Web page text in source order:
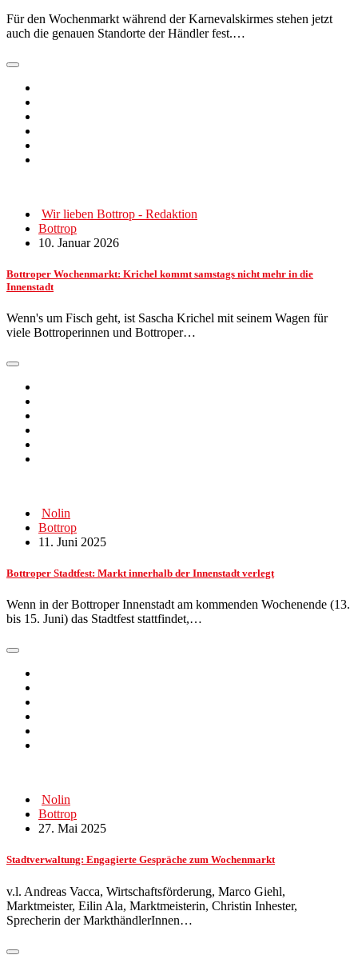
Für den Wochenmarkt während der Karnevalskirmes stehen jetzt
auch die genauen Standorte der Händler fest.…
Wir lieben Bottrop - Redaktion
Bottrop
10. Januar 2026
Bottroper Wochenmarkt: Krichel kommt samstags nicht mehr in die
Innenstadt
Wenn's um Fisch geht, ist Sascha Krichel mit seinem Wagen für
viele Bottroperinnen und Bottroper…
Nolin
Bottrop
11. Juni 2025
Bottroper Stadtfest: Markt innerhalb der Innenstadt verlegt
Wenn in der Bottroper Innenstadt am kommenden Wochenende (13.
bis 15. Juni) das Stadtfest stattfindet,…
Nolin
Bottrop
27. Mai 2025
Stadtverwaltung: Engagierte Gespräche zum Wochenmarkt
v.l. Andreas Vacca, Wirtschaftsförderung, Marco Giehl,
Marktmeister, Eilin Ala, Marktmeisterin, Christin Inhester,
Sprecherin der MarkthändlerInnen…